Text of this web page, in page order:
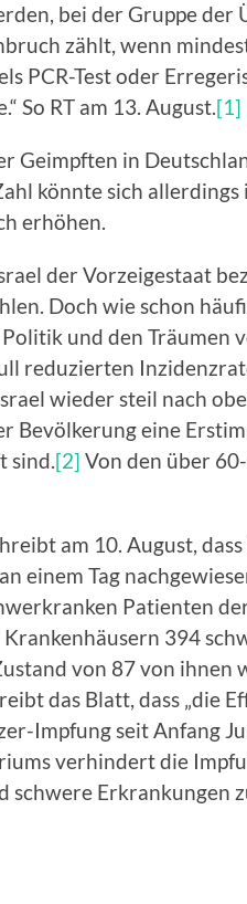
bei der Gruppe der
zählt, wenn
PCR-Test oder
So RT am 13. August.[1]
Geimpften in
könnte sich
erhöhen.
der Vorzeigestaat
Doch wie schon
und den Träumen
reduzierten
wieder steil nach
Bevölkerung eine
sind.[2] Von den über
am 10. August,
einem Tag
Patienten
394
von 87 von ihnen
das Blatt, dass „die
Impfung seit Anfang
verhindert die
schwere Erkrankungen